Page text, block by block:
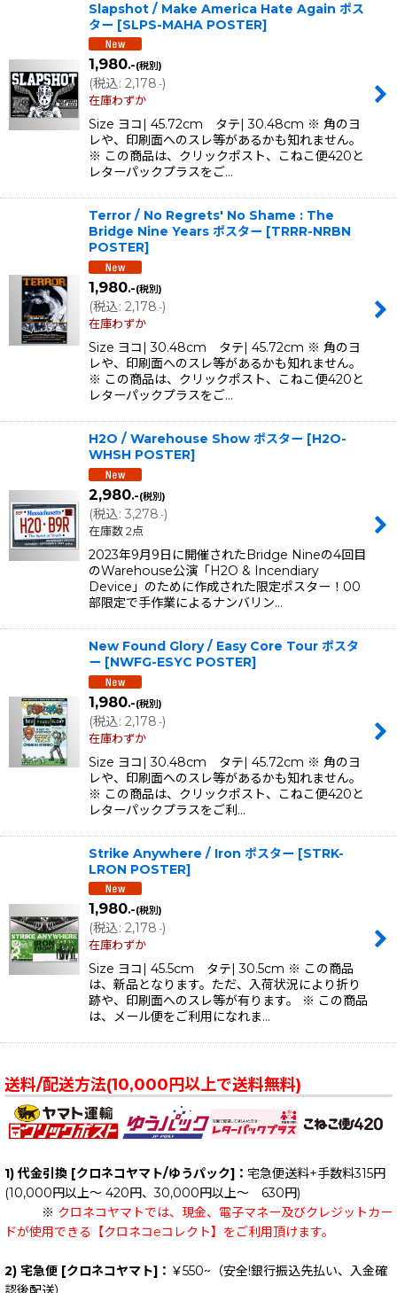
Slapshot / Make America Hate Again ポス
ター [SLPS-MAHA POSTER]
1,980.-(税別)
(税込: 2,178.-)
在庫わずか
Size ヨコ| 45.72cm タテ| 30.48cm ※ 角のヨ
レや、印刷面へのスレ等があるかも知れません。
※ この商品は、クリックポスト、こねこ便420と
レターパックプラスをご…
Terror / No Regrets' No Shame : The
Bridge Nine Years ポスター [TRRR-NRBN
POSTER]
1,980.-(税別)
(税込: 2,178.-)
在庫わずか
Size ヨコ| 30.48cm タテ| 45.72cm ※ 角のヨ
レや、印刷面へのスレ等があるかも知れません。
※ この商品は、クリックポスト、こねこ便420と
レターパックプラスをご…
H2O / Warehouse Show ポスター [H2O-
WHSH POSTER]
2,980.-(税別)
(税込: 3,278.-)
在庫数 2点
2023年9月9日に開催されたBridge Nineの4回目
のWarehouse公演「H2O & Incendiary
Device」のために作成された限定ポスター！00
部限定で手作業によるナンバリン…
New Found Glory / Easy Core Tour ポスタ
ー [NWFG-ESYC POSTER]
1,980.-(税別)
(税込: 2,178.-)
在庫わずか
Size ヨコ| 30.48cm タテ| 45.72cm ※ 角のヨ
レや、印刷面へのスレ等があるかも知れません。
※ この商品は、クリックポスト、こねこ便420と
レターパックプラスをご利…
Strike Anywhere / Iron ポスター [STRK-
LRON POSTER]
1,980.-(税別)
(税込: 2,178.-)
在庫わずか
Size ヨコ| 45.5cm タテ| 30.5cm ※ この商品
は、新品となります。ただ、入荷状況により折り
跡や、印刷面へのスレ等が有ります。 ※ この商品
は、メール便をご利用になれま…
送料/配送方法(10,000円以上で送料無料)
1) 代金引換 [クロネコヤマト/ゆうパック]： 宅急便送料+手数料315円
(10,000円以上～ 420円、30,000円以上～ 630円)
※ クロネコヤマトでは、現金、電子マネー及びクレジットカー
ドが使用できる【クロネコeコレクト】をご利用頂けます。
2) 宅急便 [クロネコヤマト]： ￥550~（安全!銀行振込先払い、入金確